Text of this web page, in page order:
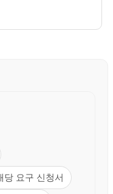
비스는 어떻게 이용하
년 이상 ④ 3년 이상
다면 그이유는?
당 요구 신청서